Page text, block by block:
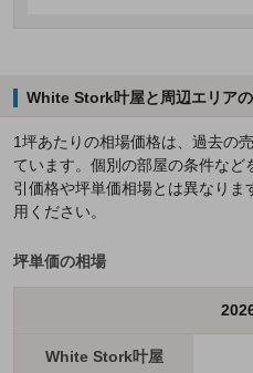
White Stork叶屋と周辺エリア
1坪あたりの相場価格は、過去の
ています。個別の部屋の条件など
引価格や坪単価相場とは異なりま
用ください。
坪単価の相場
White Stork叶屋